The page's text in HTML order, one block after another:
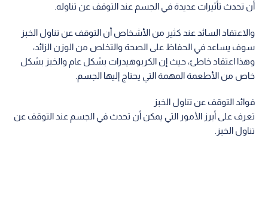
أن تحدث تأثيرات عديدة في الجسم عند التوقف عن تناوله.
والاعتقاد السائد عند كثير من الأشخاص أن التوقف عن تناول الخبز
سوف يساعد في الحفاظ على الصحة والتخلص من الوزن الزائد،
وهذا اعتقاد خاطئ، حيث إن الكربوهيدرات بشكل عام والخبز بشكل
خاص من الأطعمة المهمة التي يحتاج إليها الجسم.
فوائد التوقف عن تناول الخبز
تعرف على أبرز الأمور التي يمكن أن تحدث في الجسم عند التوقف عن
تناول الخبز.